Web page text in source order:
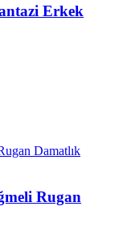
Erkek
Rugan